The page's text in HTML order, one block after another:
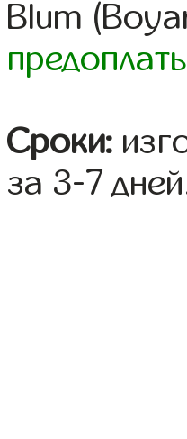
Blum
Сроки:
за 3-7